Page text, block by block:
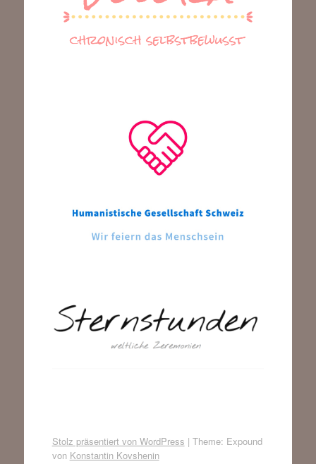
Stolz präsentiert von WordPress | Theme: Expound
von Konstantin Kovshenin